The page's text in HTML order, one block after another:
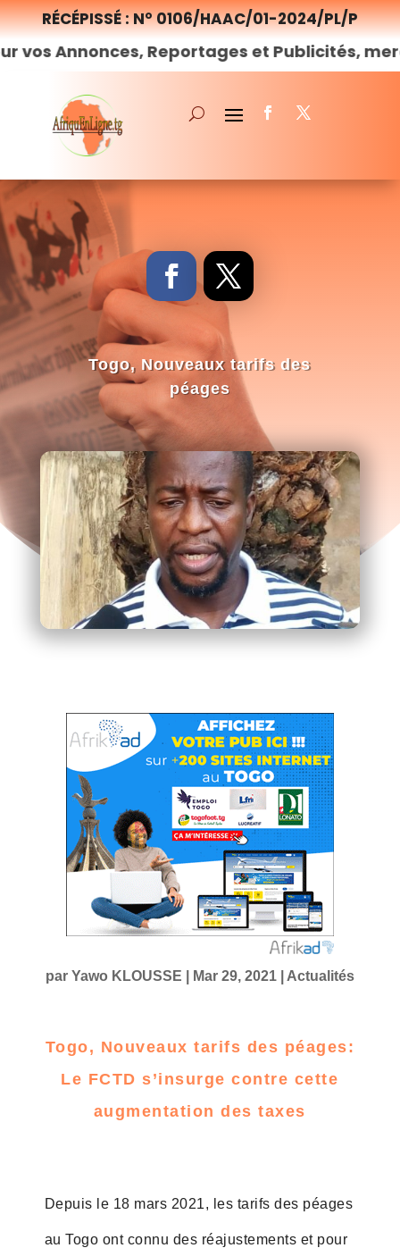
RÉCÉPISSÉ : N° 0106/HAAC/01-2024/PL/P
Reportages et Publicités, merci denous
Togo, Nouveaux tarifs des
péages
par Yawo KLOUSSE Mar 29, 2021| Actualités
Togo, Nouveaux tarifs des péages:
Le FCTD s’insurge contre cette
augmentation des taxes
Depuis le 18 mars 2021, les tarifs des péages
au Togo ont connu des réajustements et pour